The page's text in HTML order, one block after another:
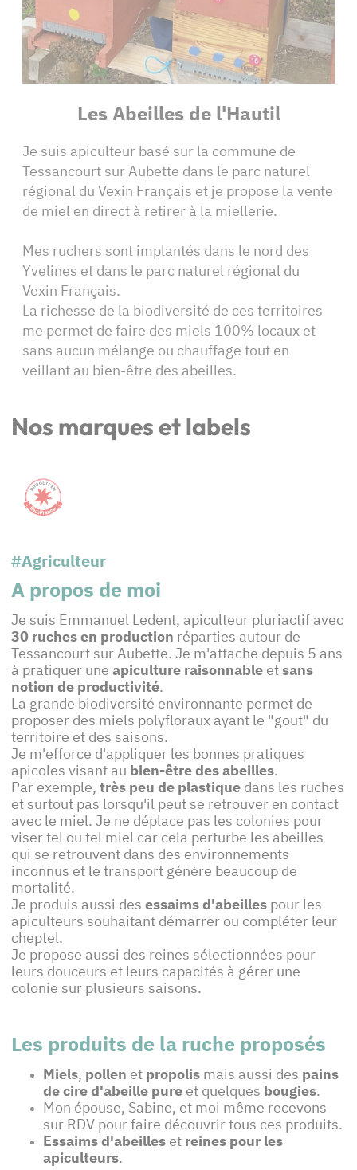
Les Abeilles de l'Hautil
Je suis apiculteur basé sur la commune de
Tessancourt sur Aubette dans le parc naturel
régional du Vexin Français et je propose la vente
de miel en direct à retirer à la miellerie.
Mes ruchers sont implantés dans le nord des
Yvelines et dans le parc naturel régional du
Vexin Français.
La richesse de la biodiversité de ces territoires
me permet de faire des miels 100% locaux et
sans aucun mélange ou chauffage tout en
veillant au bien-être des abeilles.
Nos marques et labels
#Agriculteur
A propos de moi
Je suis Emmanuel Ledent, apiculteur pluriactif avec
30 ruches en production réparties autour de
Tessancourt sur Aubette. Je m'attache depuis 5 ans
à pratiquer une apiculture raisonnable etsans
notion de productivité.
La grande biodiversité environnante permet de
proposer des miels polyfloraux ayant le "gout" du
territoire et des saisons.
Je m'efforce d'appliquer les bonnes pratiques
apicoles visant au bien-être des abeilles.
Par exemple, très peu de plastique dans les ruches
et surtout pas lorsqu'il peut se retrouver en contact
avec le miel. Je ne déplace pas les colonies pour
viser tel ou tel miel car cela perturbe les abeilles
qui se retrouvent dans des environnements
inconnus et le transport génère beaucoup de
mortalité.
Je produis aussi des essaims d'abeilles pour les
apiculteurs souhaitant démarrer ou compléter leur
cheptel.
Je propose aussi des reines sélectionnées pour
leurs douceurs et leurs capacités à gérer une
colonie sur plusieurs saisons.
Les produits de la ruche proposés
Miels, pollen et propolis mais aussi des pains
de cire d'abeille pure et quelques bougies.
Mon épouse, Sabine, et moi même recevons
sur RDV pour faire découvrir tous ces produits.
Essaims d'abeilles et reines pour les
apiculteurs.